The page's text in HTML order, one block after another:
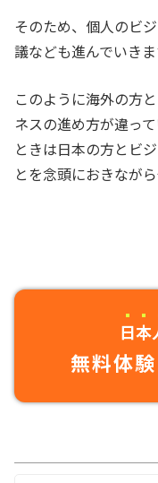
そのため、個人のビ
議なども進んでいきま
このように海外の方
ネスの進め方が違っ
ときは日本の方とビ
とを念頭におきなが
日本
無料体